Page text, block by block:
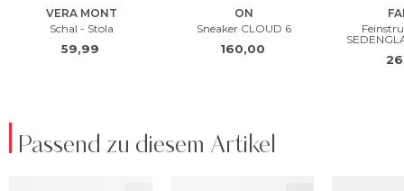
Passend zu diesem Artikel